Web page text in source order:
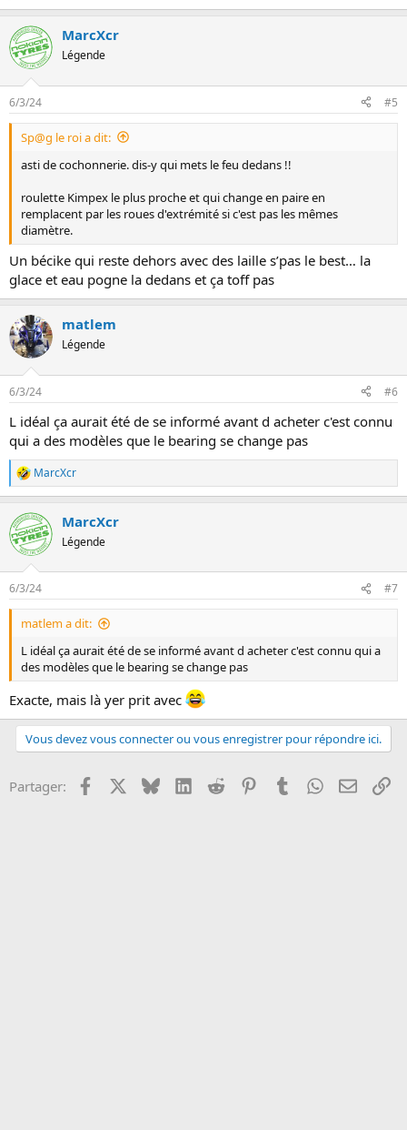
MarcXcr
Légende
6/3/24 #5
Sp@g le roi a dit:
asti de cochonnerie. dis-y qui mets le feu dedans !!
roulette Kimpex le plus proche et qui change en paire en
remplacent par les roues d'extrémité si c'est pas les mêmes
diamètre.
Un bécike qui reste dehors avec des laille s’pas le best… la
glace et eau pogne la dedans et ça toff pas
matlem
Légende
6/3/24 #6
L idéal ça aurait été de se informé avant d acheter c'est connu
qui a des modèles que le bearing se change pas
L
e
r
é
a
i
o
MarcXcr
MarcXcr
Légende
6/3/24 #7
matlem a dit:
L idéal ça aurait été de se informé avant d acheter c'est connu qui a
des modèles que le bearing se change pas
Exacte, mais là yer prit avec
Vous devez vous connecter ou vous enregistrer pour répondre ici.
Partager: Facebook BlueskyLinkedInReddit PinterestTumblrWhatsApp
Email